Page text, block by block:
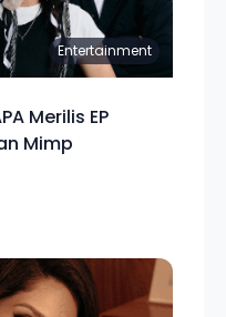
Entertainment
Merilis EP
Mimp